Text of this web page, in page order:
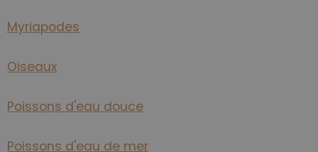
Myriapodes
Oiseaux
Poissons d'eau douce
Poissons d'eau de mer